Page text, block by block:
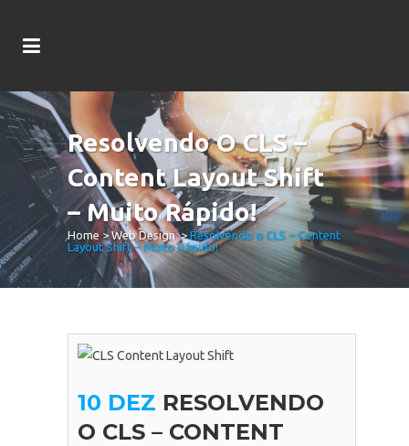
Resolvendo O CLS –
Content Layout Shift
– Muito Rápido!
Home> Web Design > Resolvendo o CLS – Content
Layout Shift – Muito Rápido!
10 DEZ RESOLVENDO
O CLS – CONTENT